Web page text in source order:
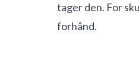
tager den. For
forhånd.